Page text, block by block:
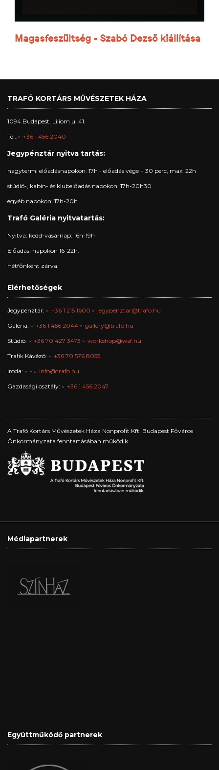
Magasfeszültség - Szabó Dezső kiállítása
TRAFÓ KORTÁRS MŰVÉSZETEK HÁZA
1094 Budapest, Liliom u. 41.
Tel.: +36 1 456 2040
Jegypénztár nyitva tartás:
nagytermi előadásnapokon: 17h - előadás vége + 30 perc, max. 22h
stúdió-, kabin- és klubelőadás napokon: 17h-20h30
egyéb napokon: 17h-20h
Trafó Galéria nyitvatartás:
Nyitva: kedd-vasárnap: 16h-19h
Előadási napokon 16-22h.
Hétfőnként zárva.
Elérhetőségek
Jegypénztár: +36 1 215 1600 jegypenztar@trafo.hu
Galéria: +36 1 456 2044 gallery@trafo.hu
Stúdió: +36 70 427 3473 workshop@wsf.hu
Trafik Kávézó: +36 70 576 8055
Iroda: - info@trafo.hu
Gazdasági osztály: +36 1 456 2047
A Trafó Kortárs Művészetek Háza Nonprofit Kft. Budapest Főváros
Önkormányzata fenntartásában működik.
Médiapartnerek
Együttműködő partnerek